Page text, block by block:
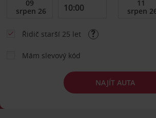
Řidič starší 25 let
Mám slevový kód
NAJÍT AUTA